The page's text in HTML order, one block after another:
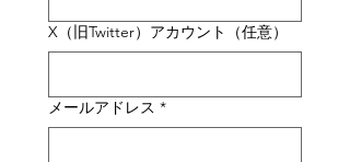
X（旧Twitter）アカウント（任意）
メールアドレス *